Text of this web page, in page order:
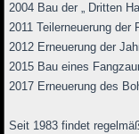
2004 Bau der „ Dritten
2011 Teilerneuerung der
2012 Erneuerung der
2015 Bau eines
2017 Erneuerung des
Seit 1983 findet